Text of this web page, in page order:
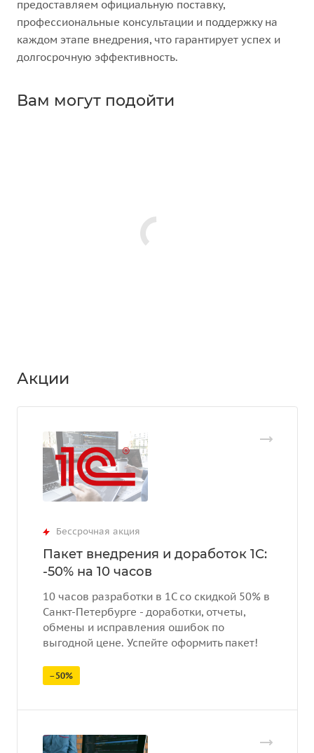
предоставляем официальную поставку,
профессиональные консультации и поддержку на
каждом этапе внедрения, что гарантирует успех и
долгосрочную эффективность.
Вам могут подойти
Акции
Бессрочная акция
Пакет внедрения и доработок 1С:
-50% на 10 часов
10 часов разработки в 1С со скидкой 50% в
Санкт-Петербурге - доработки, отчеты,
обмены и исправления ошибок по
выгодной цене. Успейте оформить пакет!
–50%